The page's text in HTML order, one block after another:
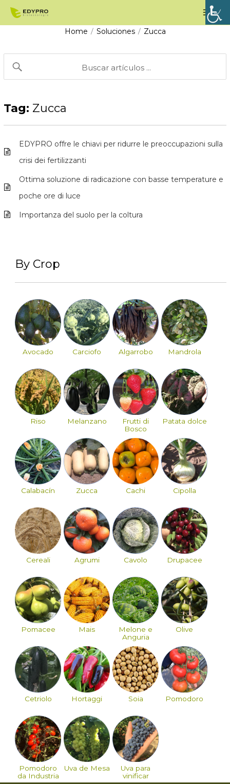
Home / Soluciones / Zucca
Tag: Zucca
EDYPRO offre le chiavi per ridurre le preoccupazioni sulla
crisi dei fertilizzanti
Ottima soluzione di radicazione con basse temperature e
poche ore di luce
Importanza del suolo per la coltura
By Crop
Avocado Carciofo Algarrobo Mandrola
Riso Melanzano
Frutti di
Bosco
Patata dolce
Calabacín Zucca Cachi Cipolla
Cereali Agrumi Cavolo Drupacee
Pomacee Mais
Melone e
Anguria
Olive
Cetriolo Hortaggi Soia Pomodoro
Pomodoro
da Industria
Uva de Mesa
Uva para
vinificar